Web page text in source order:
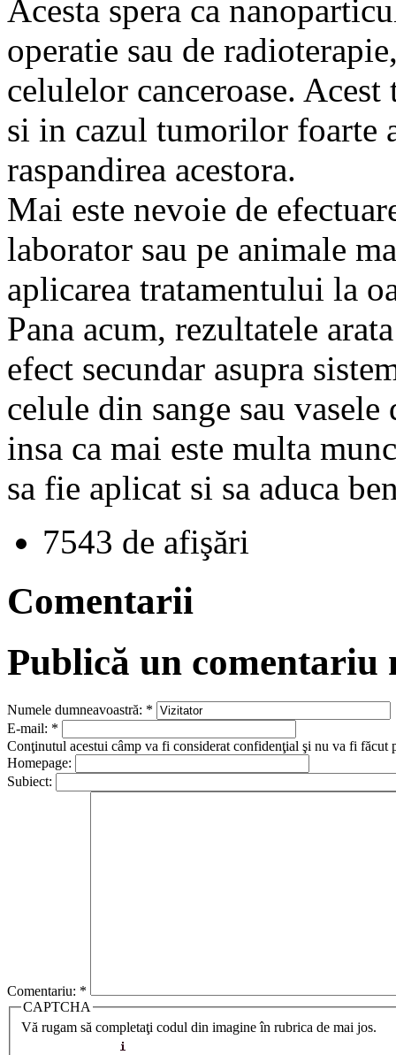
Acesta spera ca
operatie sau de
celulelor canceroase.
si in cazul tumorilor foarte
raspandirea acestora.
Mai este nevoie de
laborator sau pe animale
aplicarea tratamentului la
Pana acum, rezultatele
efect secundar asupra
celule din sange sau
insa ca mai este multa
sa fie aplicat si sa aduca
7543 de afişări
Comentarii
Publică un comentariu
Numele dumneavoastră: *
E-mail: *
Conţinutul acestui câmp va fi considerat confidenţial şi nu va fi făcut
Homepage:
Subiect:
Comentariu: *
CAPTCHA
Vă rugam să completaţi codul din imagine în rubrica de mai jos.